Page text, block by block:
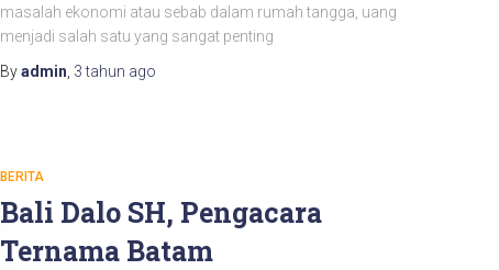
masalah ekonomi atau sebab dalam rumah tangga, uang
menjadi salah satu yang sangat penting
Byadmin 3 tahun ago
BERITA
Bali Dalo SH, Pengacara
Ternama Batam